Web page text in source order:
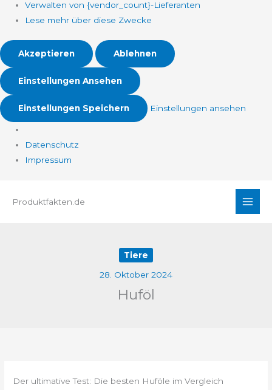
Verwalten von {vendor_count}-Lieferanten
Lese mehr über diese Zwecke
Akzeptieren Ablehnen
Einstellungen Ansehen
Einstellungen Speichern Einstellungen ansehen
Datenschutz
Impressum
InhaltProduktfakten.de
Tiere
28. Oktober 2024
Huföl
Der ultimative Test: Die besten Huföle im Vergleich